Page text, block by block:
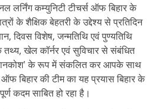
लर्निंग कम्युनिटी टीचर्स ऑफ बिहार के
के शैक्षिक बेहतरी के उद्देश्य से प्रतिदिन
दिवस विशेष, जन्मतिथि एवं पुण्यतिथि
तथ्य, खेल कॉर्नर एवं सुविचार से संबंधित
के रूप में संकलित कर आपके साथ
बिहार की टीम का यह प्रयास बिहार के
कदम साबित हो रहा है।